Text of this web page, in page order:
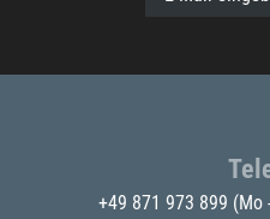
+49 871 973 899 (Mo